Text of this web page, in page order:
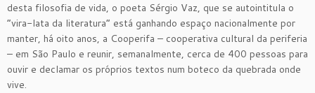
desta filosofia de vida, o poeta Sérgio Vaz, que se autointitula o
“vira-lata da literatura” está ganhando espaço nacionalmente por
manter, há oito anos, a Cooperifa – cooperativa cultural da periferia
– em São Paulo e reunir, semanalmente, cerca de 400 pessoas para
ouvir e declamar os próprios textos num boteco da quebrada onde
vive.